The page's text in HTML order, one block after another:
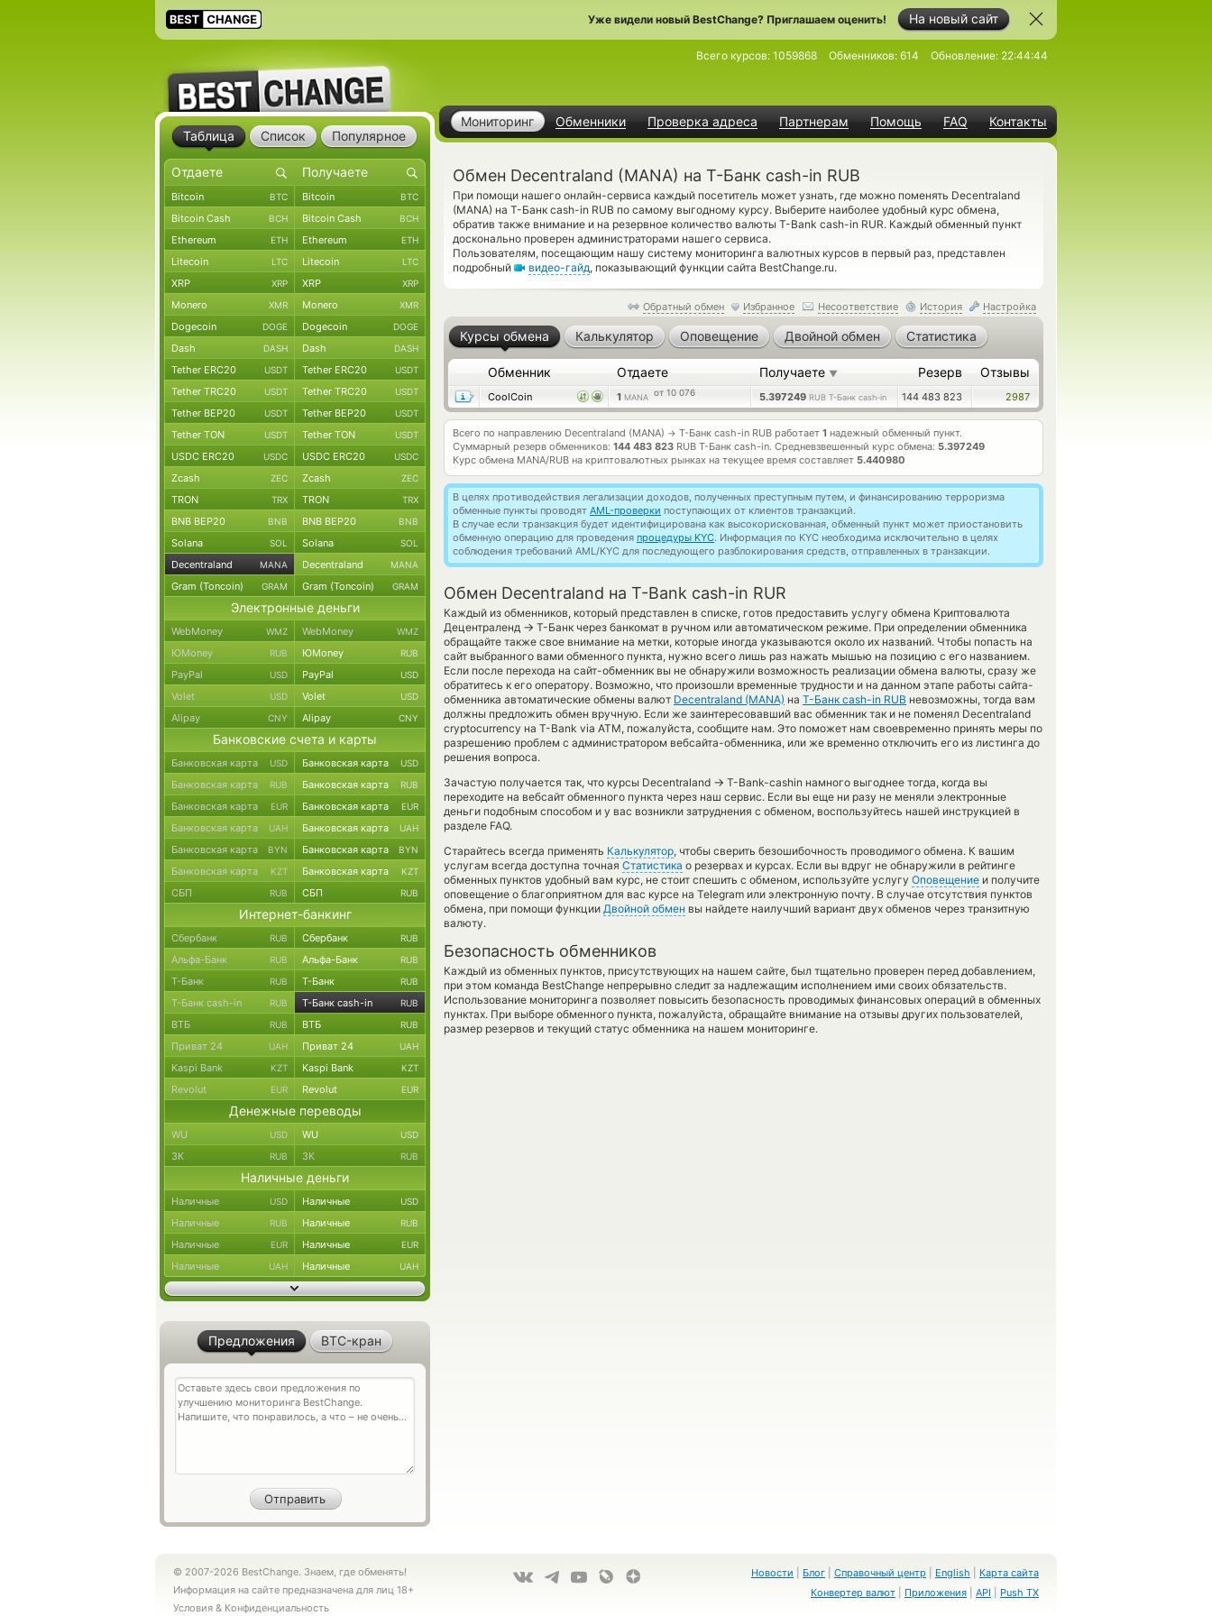
На новый сайт
Уже видели новый BestChange? Приглашаем оценить!
Мониторинг Обменники Проверка адреса Партнерам Помощь FAQ Контакты
Всего курсов: 1059868 Обменников: 614 Обновление: 22:44:44
Обмен Decentraland (MANA) на Т-Банк cash-in RUB
При помощи нашего онлайн-сервиса каждый посетитель может узнать, где можно поменять Decentraland
(MANA) на Т-Банк cash-in RUB по самому выгодному курсу. Выберите наиболее удобный курс обмена,
обратив также внимание и на резервное количество валюты T-Bank cash-in RUR. Каждый обменный пункт
досконально проверен администраторами нашего сервиса.
Пользователям, посещающим нашу систему мониторинга валютных курсов в первый раз, представлен
подробный
видео-гайд, показывающий функции сайта BestChange.ru.
Обратный обмен Избранное Несоответствие История Настройка
Курсы обмена Калькулятор Оповещение Двойной обмен Статистика
Обменник Отдаете Получаете ▼ Резерв Отзывы
CoolCoin 1 MANA от 10 076 5.397249 RUB Т-Банк cash-in 144 483 823 2987
Всего по направлению Decentraland (MANA) → Т-Банк cash-in RUB работает 1 надежный обменный пункт.
Суммарный резерв обменников: 144 483 823 RUB Т-Банк cash-in. Средневзвешенный курс обмена: 5.397249
Курс обмена MANA/RUB на криптовалютных рынках на текущее время составляет 5.440980
В целях противодействия легализации доходов, полученных преступным путем, и финансированию терроризма
обменные пункты проводят AML-проверки поступающих от клиентов транзакций.
В случае если транзакция будет идентифицирована как высокорискованная, обменный пункт может приостановить
обменную операцию для проведения процедуры KYC. Информация по KYC необходима исключительно в целях
соблюдения требований AML/KYC для последующего разблокирования средств, отправленных в транзакции.
Обмен Decentraland на T-Bank cash-in RUR
Каждый из обменников, который представлен в списке, готов предоставить услугу обмена Криптовалюта
Децентраленд → Т-Банк через банкомат в ручном или автоматическом режиме. При определении обменника
обращайте также свое внимание на метки, которые иногда указываются около их названий. Чтобы попасть на
сайт выбранного вами обменного пункта, нужно всего лишь раз нажать мышью на позицию с его названием.
Если после перехода на сайт-обменник вы не обнаружили возможность реализации обмена валюты, сразу же
обратитесь к его оператору. Возможно, что произошли временные трудности и на данном этапе работы сайта-
обменника автоматические обмены валют Decentraland (MANA) на Т-Банк cash-in RUB невозможны, тогда вам
должны предложить обмен вручную. Если же заинтересовавший вас обменник так и не поменял Decentraland
cryptocurrency на T-Bank via ATM, пожалуйста, сообщите нам. Это поможет нам своевременно принять меры по
разрешению проблем с администратором вебсайта-обменника, или же временно отключить его из листинга до
решения вопроса.
Зачастую получается так, что курсы Decentraland → T-Bank-cashin намного выгоднее тогда, когда вы
переходите на вебсайт обменного пункта через наш сервис. Если вы еще ни разу не меняли электронные
деньги подобным способом и у вас возникли затруднения с обменом, воспользуйтесь нашей инструкцией в
разделе FAQ.
Старайтесь всегда применять Калькулятор, чтобы сверить безошибочность проводимого обмена. К вашим
услугам всегда доступна точная Статистика о резервах и курсах. Если вы вдруг не обнаружили в рейтинге
обменных пунктов удобный вам курс, не стоит спешить с обменом, используйте услугу Оповещение и получите
оповещение о благоприятном для вас курсе на Telegram или электронную почту. В случае отсутствия пунктов
обмена, при помощи функции Двойной обмен вы найдете наилучший вариант двух обменов через транзитную
валюту.
Безопасность обменников
Каждый из обменных пунктов, присутствующих на нашем сайте, был тщательно проверен перед добавлением,
при этом команда BestChange непрерывно следит за надлежащим исполнением ими своих обязательств.
Использование мониторинга позволяет повысить безопасность проводимых финансовых операций в обменных
пунктах. При выборе обменного пункта, пожалуйста, обращайте внимание на отзывы других пользователей,
размер резервов и текущий статус обменника на нашем мониторинге.
Таблица Список Популярное
Bitcoin BTC Bitcoin BTC
Bitcoin Cash BCH Bitcoin Cash BCH
Ethereum ETH Ethereum ETH
Litecoin LTC Litecoin LTC
XRP XRP XRP XRP
Monero XMR Monero XMR
Dogecoin DOGE Dogecoin DOGE
Dash DASH Dash DASH
Tether ERC20 USDT Tether ERC20 USDT
Tether TRC20 USDT Tether TRC20 USDT
Tether BEP20 USDT Tether BEP20 USDT
Tether TON USDT Tether TON USDT
USDC ERC20 USDC USDC ERC20 USDC
Zcash ZEC Zcash ZEC
TRON TRX TRON TRX
BNB BEP20 BNB BNB BEP20 BNB
Solana SOL Solana SOL
Decentraland MANA Decentraland MANA
Gram (Toncoin) GRAM Gram (Toncoin) GRAM
Электронные деньги
WebMoney WMZ WebMoney WMZ
ЮMoney RUB ЮMoney RUB
PayPal USD PayPal USD
Volet USD Volet USD
Alipay CNY Alipay CNY
Банковские счета и карты
Банковская карта USD Банковская карта USD
Банковская карта RUB Банковская карта RUB
Банковская карта EUR Банковская карта EUR
Банковская карта UAH Банковская карта UAH
Банковская карта BYN Банковская карта BYN
Банковская карта KZT Банковская карта KZT
СБП RUB СБП RUB
Интернет-банкинг
Сбербанк RUB Сбербанк RUB
Альфа-Банк RUB Альфа-Банк RUB
Т-Банк RUB Т-Банк RUB
Т-Банк cash-in RUB Т-Банк cash-in RUB
ВТБ RUB ВТБ RUB
Приват 24 UAH Приват 24 UAH
Kaspi Bank KZT Kaspi Bank KZT
Revolut EUR Revolut EUR
Денежные переводы
WU USD WU USD
ЗК RUB ЗК RUB
Наличные деньги
Наличные USD Наличные USD
Наличные RUB Наличные RUB
Наличные EUR Наличные EUR
Наличные UAH Наличные UAH
Предложения BTC-кран
© 2007-2026 BestChange. Знаем, где обменять!
Информация на сайте предназначена для лиц 18+
Условия & Конфиденциальность
Новости Блог Справочный центр English
Карта сайта
Конвертер валют
Приложения API Push TX